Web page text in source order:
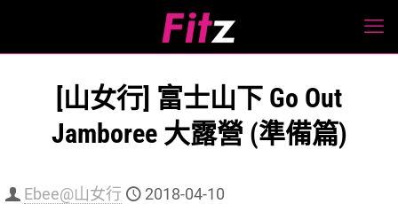
[山女行] 富士山下 Go Out
Jamboree 大露營 (準備篇)
Ebee@山女行 2018-04-10